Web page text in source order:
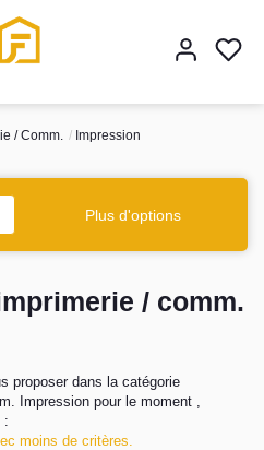
/ Comm. Impression
Plus d'options
/ comm.
proposer dans la catégorie
Impression pour le moment ,
:
moins de critères.